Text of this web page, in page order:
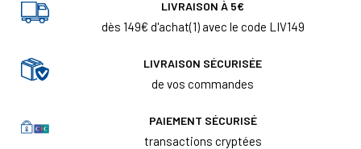
LIVRAISON À 5€
dès 149€ d'achat(1) avec le code LIV149
LIVRAISON SÉCURISÉE
de vos commandes
PAIEMENT SÉCURISÉ
transactions cryptées